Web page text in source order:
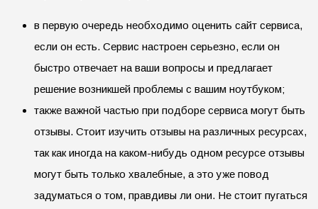
в первую очередь необходимо оценить сайт сервиса,
если он есть. Сервис настроен серьезно, если он
быстро отвечает на ваши вопросы и предлагает
решение возникшей проблемы с вашим ноутбуком;
также важной частью при подборе сервиса могут быть
отзывы. Стоит изучить отзывы на различных ресурсах,
так как иногда на каком-нибудь одном ресурсе отзывы
могут быть только хвалебные, а это уже повод
задуматься о том, правдивы ли они. Не стоит пугаться